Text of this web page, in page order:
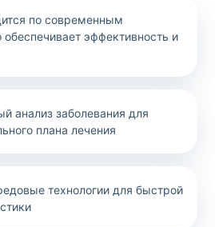
по современным
обеспечивает эффективность и
анализ заболевания для
плана лечения
технологии для быстрой